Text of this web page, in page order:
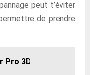
peut t’éviter
de prendre
Pro 3D